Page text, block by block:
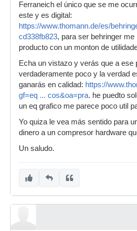
Ferraneich el único que se me
este y es digital:
https://www.thomann.de/es/
cd338fb823, para ser behringer me
producto con un monton de
Echa un vistazo y verás que a ese
verdaderamente poco y la verdad
ganarás en calidad: https://
gf=eq ... cos&oa=pra. he puedto
un eq grafico me parece poco util
Yo quiza le vea más sentido para
dinero a un compresor hardware
Un saludo.